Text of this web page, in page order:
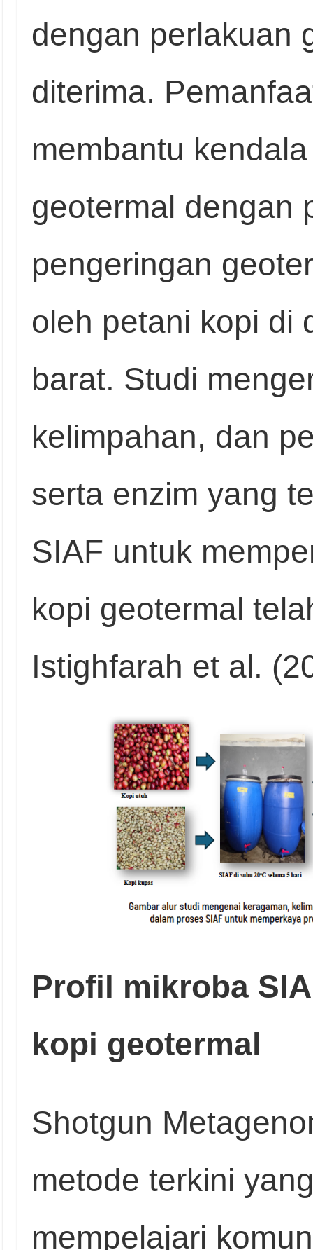
dengan perlakuan
diterima.
membantu
geotermal dengan
pengeringan
oleh petani kopi di
barat. Studi
kelimpahan, dan
serta enzim yang
SIAF untuk
kopi geotermal
Istighfarah et al.
Profil mikroba
kopi geotermal
Shotgun
metode terkini
mempelajari